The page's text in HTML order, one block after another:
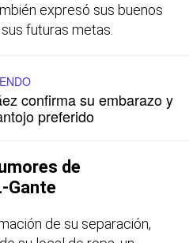
expresó sus buenos
futuras metas.
confirma su embarazo y
preferido
de
Gante
de su separación,